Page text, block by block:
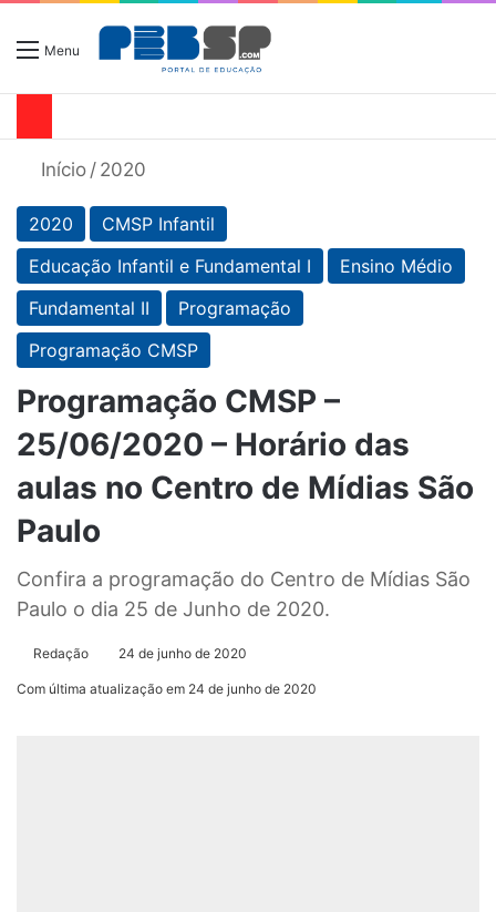
Menu
Início / 2020
2020
CMSP Infantil
Educação Infantil e Fundamental I
Ensino Médio
Fundamental II
Programação
Programação CMSP
Programação CMSP –
25/06/2020 – Horário das
aulas no Centro de Mídias São
Paulo
Confira a programação do Centro de Mídias São
Paulo o dia 25 de Junho de 2020.
Redação 24 de junho de 2020
Com última atualização em 24 de junho de 2020